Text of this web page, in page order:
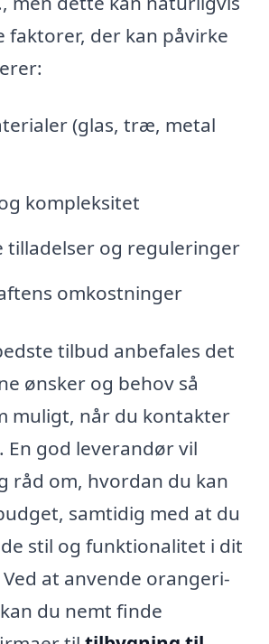
faktorer, der kan påvirke
(glas, træ, metal
kompleksitet
tilladelser og reguleringer
omkostninger
tilbud anbefales det
ønsker og behov så
muligt, når du kontakter
god leverandør vil
råd om, hvordan du kan
samtidig med at du
stil og funktionalitet i dit
at anvende orangeri-
du nemt finde